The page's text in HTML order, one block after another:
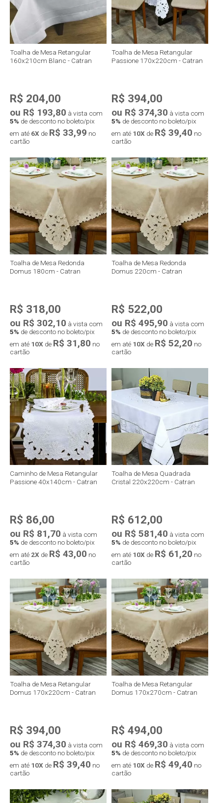
Toalha de Mesa Retangular
160x210cm Blanc - Catran
R$ 204,00
ou R$ 193,80 à vista com
5% de desconto no boleto/pix
em até 6X de R$ 33,99 no
cartão
Compra rápida
Toalha de Mesa Retangular
Passione 170x220cm - Catran
R$ 394,00
ou R$ 374,30 à vista com
5% de desconto no boleto/pix
em até 10X de R$ 39,40 no
cartão
Compra rápida
Toalha de Mesa Redonda
Domus 180cm - Catran
R$ 318,00
ou R$ 302,10 à vista com
5% de desconto no boleto/pix
em até 10X de R$ 31,80 no
cartão
Compra rápida
Toalha de Mesa Redonda
Domus 220cm - Catran
R$ 522,00
ou R$ 495,90 à vista com
5% de desconto no boleto/pix
em até 10X de R$ 52,20 no
cartão
Compra rápida
Caminho de Mesa Retangular
Passione 40x140cm - Catran
R$ 86,00
ou R$ 81,70 à vista com
5% de desconto no boleto/pix
em até 2X de R$ 43,00 no
cartão
Compra rápida
Toalha de Mesa Quadrada
Cristal 220x220cm - Catran
R$ 612,00
ou R$ 581,40 à vista com
5% de desconto no boleto/pix
em até 10X de R$ 61,20 no
cartão
Compra rápida
Toalha de Mesa Retangular
Domus 170x220cm - Catran
R$ 394,00
ou R$ 374,30 à vista com
5% de desconto no boleto/pix
em até 10X de R$ 39,40 no
cartão
Toalha de Mesa Retangular
Domus 170x270cm - Catran
R$ 494,00
ou R$ 469,30 à vista com
5% de desconto no boleto/pix
em até 10X de R$ 49,40 no
cartão